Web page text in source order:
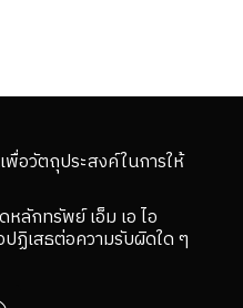
อวัตถุประสงค์ในการให้
ลักทรัพย์ เอ็ม เอ ไอ
ปฏิเสธต่อความรับผิดใด ๆ